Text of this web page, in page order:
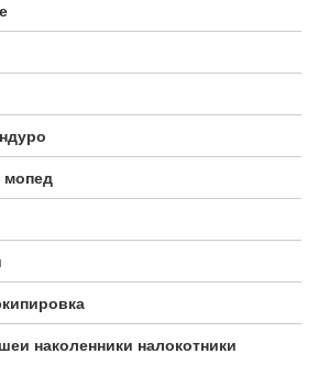
мопед
наколенники налокотники